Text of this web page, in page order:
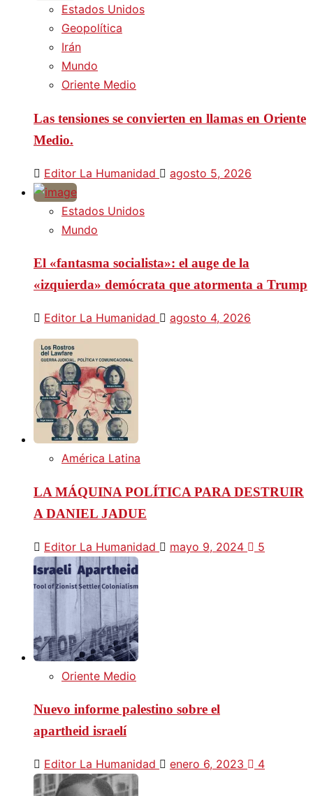
Estados Unidos
Geopolítica
Irán
Mundo
Oriente Medio
Las tensiones se convierten en llamas en Oriente
Medio.
Editor La Humanidad agosto 5, 2026
Estados Unidos
Mundo
El «fantasma socialista»: el auge de la
«izquierda» demócrata que atormenta a Trump
Editor La Humanidad agosto 4, 2026
América Latina
LA MÁQUINA POLÍTICA PARA DESTRUIR
A DANIEL JADUE
Editor La Humanidad mayo 9, 2024 5
Oriente Medio
Nuevo informe palestino sobre el
apartheid israelí
Editor La Humanidad enero 6, 2023 4